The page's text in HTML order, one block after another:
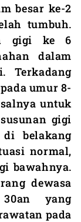
besar ke-2
tumbuh.
gigi ke 6
dalam
Terkadang
umur 8-
untuk
gigi
belakang
normal,
bawahnya.
dewasa
yang
pada